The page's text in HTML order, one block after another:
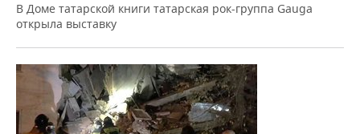
В Доме татарской книги татарская рок-группа Gauga
открыла выставку